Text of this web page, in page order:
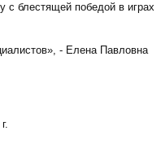
блестящей победой в играх
- Елена Павловна